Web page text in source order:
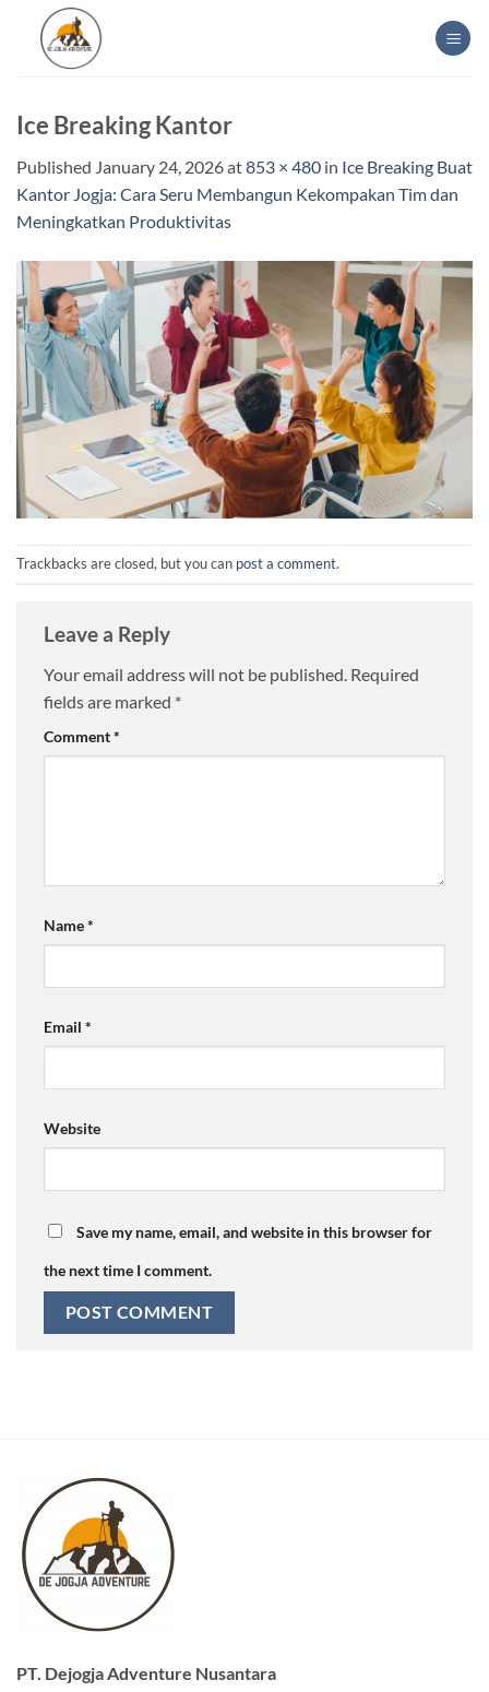
content
Ice Breaking Kantor
Published January 24, 2026at853 × 480 in Ice Breaking Buat
Kantor Jogja: Cara Seru Membangun Kekompakan Tim dan
Meningkatkan Produktivitas
Trackbacks are closed, but you can post a comment.
Leave a Reply
Your email address will not be published. Required
fields are marked *
Comment*
Name*
Email *
Website
Save my name, email, and website in this browser for
the next time I comment.
PT. Dejogja Adventure Nusantara